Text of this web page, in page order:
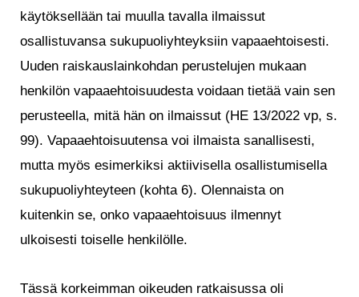
käytöksellään tai muulla tavalla ilmaissut
osallistuvansa sukupuoliyhteyksiin vapaaehtoisesti.
Uuden raiskauslainkohdan perustelujen mukaan
henkilön vapaaehtoisuudesta voidaan tietää vain sen
perusteella, mitä hän on ilmaissut (HE 13/2022 vp, s.
99). Vapaaehtoisuutensa voi ilmaista sanallisesti,
mutta myös esimerkiksi aktiivisella osallistumisella
sukupuoliyhteyteen (kohta 6). Olennaista on
kuitenkin se, onko vapaaehtoisuus ilmennyt
ulkoisesti toiselle henkilölle.
Tässä korkeimman oikeuden ratkaisussa oli